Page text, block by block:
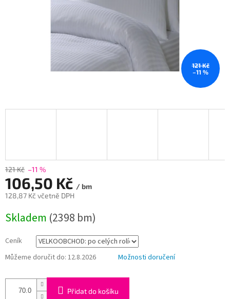
121 Kč
–11 %
121 Kč –11 %
106,50 Kč / bm
128,87 Kč včetně DPH
cena:
Skladem (2398 bm)
Ceník
Můžeme doručit do: 12.8.2026 Možnosti doručení
Přidat do košíku